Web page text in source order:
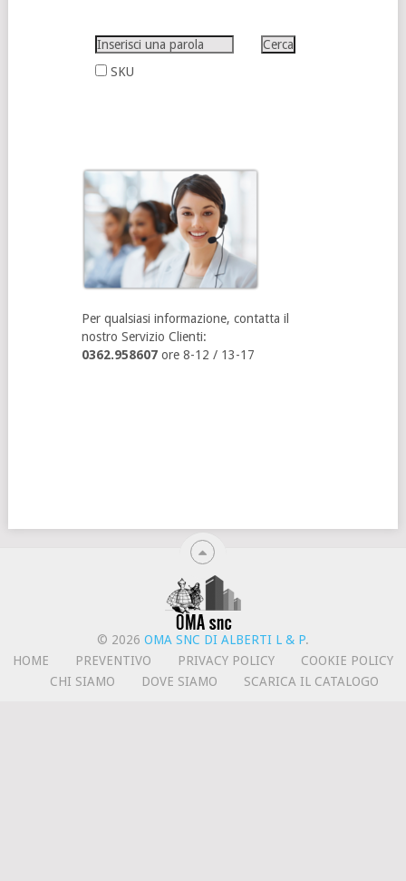
SKU
Per qualsiasi informazione, contatta il
nostro Servizio Clienti:
0362.958607ore 8-12 / 13-17
© 2026 OMA SNC DI ALBERTI L & P.
HOME
PREVENTIVO PRIVACY POLICY
COOKIE POLICY
CHI SIAMO
DOVE SIAMO SCARICA IL CATALOGO